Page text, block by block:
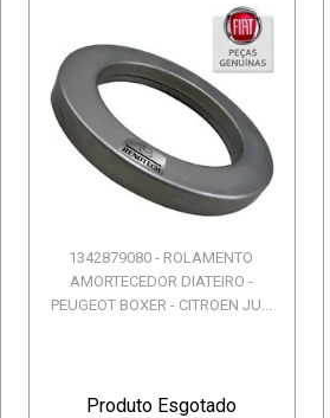
1342879080 - ROLAMENTO
AMORTECEDOR DIATEIRO -
PEUGEOT BOXER - CITROEN JU...
Produto Esgotado